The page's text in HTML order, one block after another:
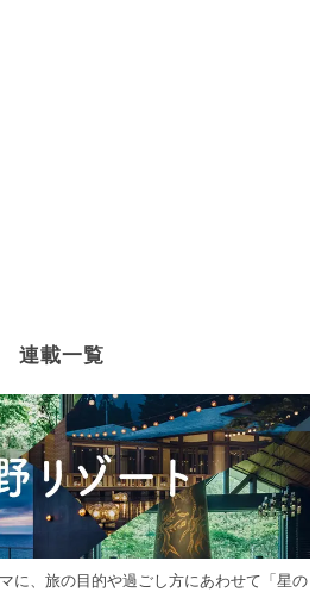
連載一覧
に、旅の目的や過ごし方にあわせて「星の